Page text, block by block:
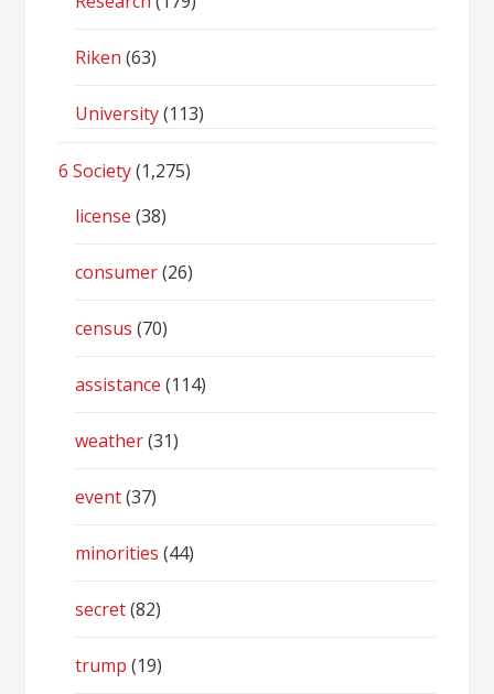
Riken (63)
University(113)
6 Society(1,275)
license (38)
consumer(26)
census (70)
assistance (114)
weather(31)
event(37)
minorities (44)
secret(82)
trump (19)